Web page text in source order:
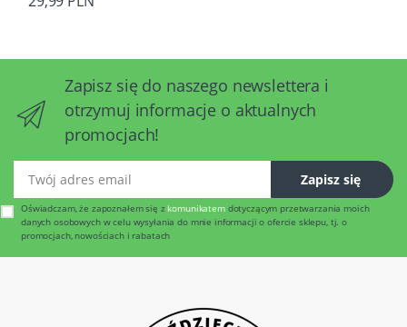
Zapisz się do naszego newslettera i
otrzymuj informacje o aktualnych
promocjach!
Zapisz się
Oświadczam, że zapoznałem się z komunikatemdotyczącym przetwarzania moich
danych osobowych w celu wysyłania do mnie informacji o ofercie sklepu, tj. o
promocjach, nowościach i rabatach